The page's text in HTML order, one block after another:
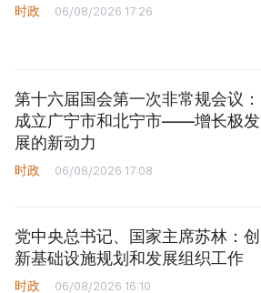
时政 06/08/2026 17:26
第十六届国会第一次非常规会议：
成立广宁市和北宁市——增长极发
展的新动力
时政 06/08/2026 17:08
党中央总书记、国家主席苏林：创
新基础设施规划和发展组织工作
时政 06/08/2026 16:10